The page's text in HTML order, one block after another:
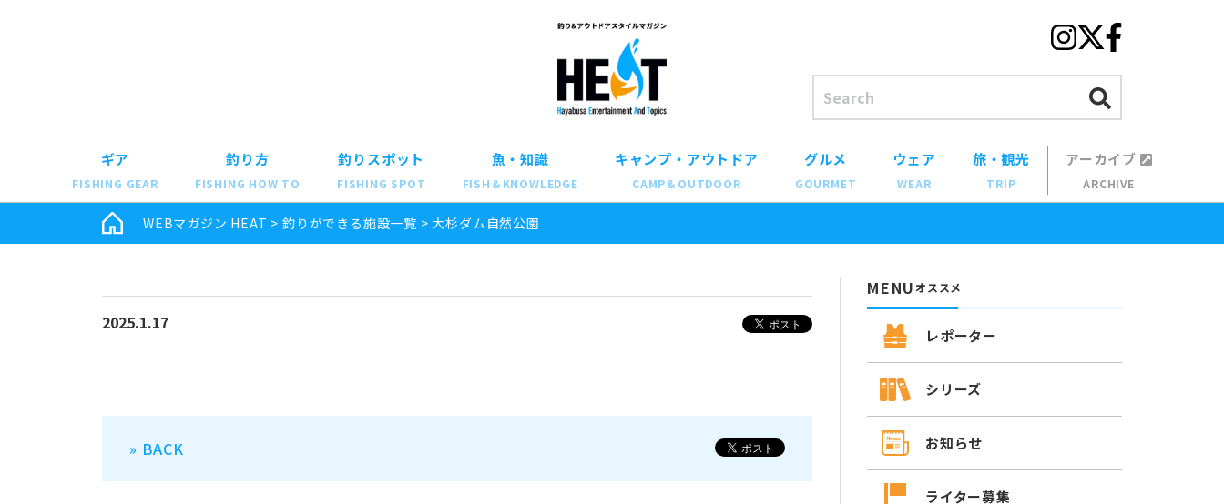
ギア
FISHING GEAR
釣り方
FISHING HOW TO
釣りスポット
FISHING SPOT
魚・知識
FISH＆KNOWLEDGE
キャンプ・アウトドア
CAMP＆OUTDOOR
グルメ
GOURMET
ウェア
WEAR
旅・観光
TRIP
アーカイブ
ARCHIVE
WEBマガジン HEAT >釣りができる施設一覧 >大杉ダム自然公園
2025.1.17
» BACK
MENUオススメ
レポーター
シリーズ
お知らせ
ライター募集